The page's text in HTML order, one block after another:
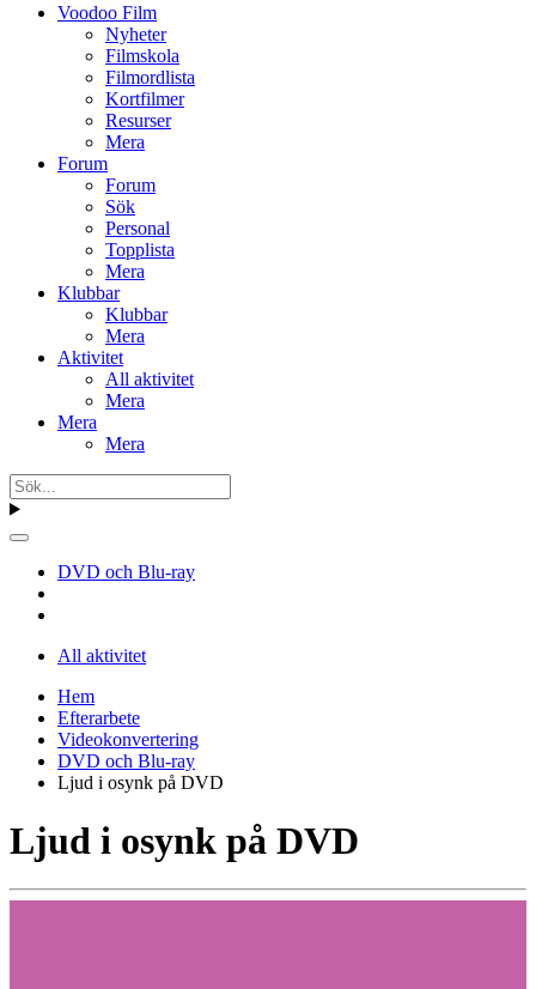
Voodoo Film
Nyheter
Filmskola
Filmordlista
Kortfilmer
Resurser
Mera
Forum
Forum
Sök
Personal
Topplista
Mera
Klubbar
Klubbar
Mera
Aktivitet
All aktivitet
Mera
Mera
Mera
DVD och Blu-ray
All aktivitet
Hem
Efterarbete
Videokonvertering
DVD och Blu-ray
Ljud i osynk på DVD
Ljud i osynk på DVD